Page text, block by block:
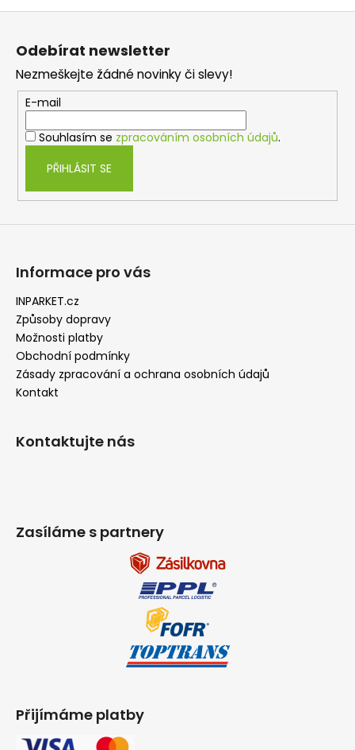
Odebírat newsletter
Nezmeškejte žádné novinky či slevy!
E-mail
Souhlasím se zpracováním osobních údajů.
PŘIHLÁSIT SE
Informace pro vás
INPARKET.cz
Způsoby dopravy
Možnosti platby
Obchodní podmínky
Zásady zpracování a ochrana osobních údajů
Kontakt
Kontaktujte nás
Zasíláme s partnery
Přijímáme platby